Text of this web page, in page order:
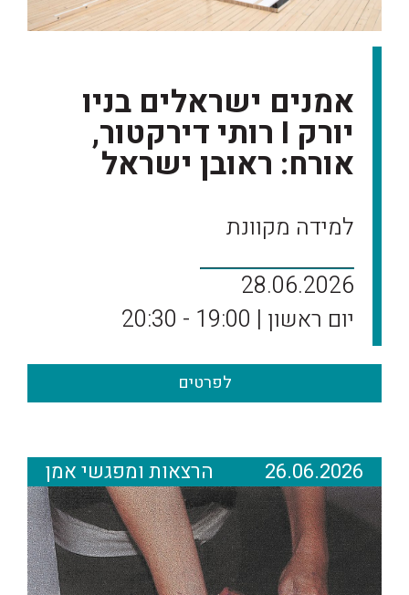
אמנים ישראלים בניו
יורק I רותי דירקטור,
אורח: ראובן ישראל
למידה מקוונת
28.06.2026
יום ראשון | 19:00 - 20:30
לפרטים
26.06.2026 הרצאות ומפגשי אמן